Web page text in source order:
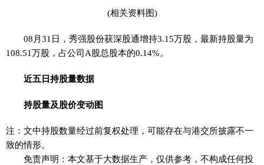
(相关资料图)
08月31日，秀强股份获深股通增持3.15万股，最新持股量为
108.51万股，占公司A股总股本的0.14%。
近五日持股量数据
持股量及股价变动图
注：文中持股数量经过前复权处理，可能存在与港交所披露不一
致的情形。
免责声明：本文基于大数据生产，仅供参考，不构成任何投